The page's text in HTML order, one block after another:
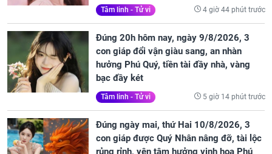
Tâm linh - Tử vi 4 giờ 44 phút trước
Đúng 20h hôm nay, ngày 9/8/2026, 3
con giáp đổi vận giàu sang, an nhàn
hưởng Phú Quý, tiền tài đầy nhà, vàng
bạc đầy két
Tâm linh - Tử vi 5 giờ 14 phút trước
Đúng ngày mai, thứ Hai 10/8/2026, 3
con giáp được Quý Nhân nâng đỡ, tài lộc
rủng rỉnh, yên tâm hưởng vinh hoa Phú